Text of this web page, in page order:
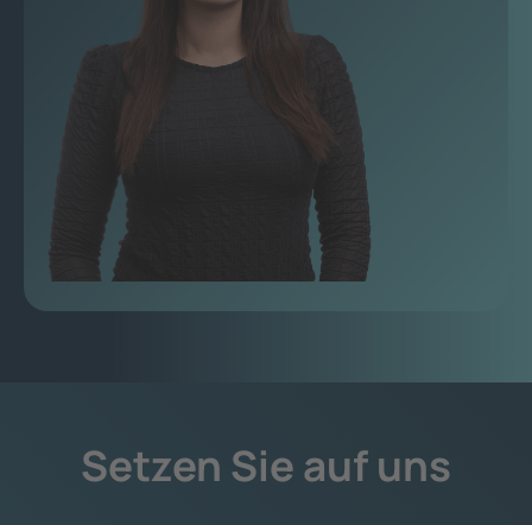
Setzen Sie auf uns